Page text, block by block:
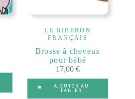
LE BIBERON
FRANÇAIS
Brosse à cheveux
pour bébé
17,00€
AJOUTER AU
PANIER